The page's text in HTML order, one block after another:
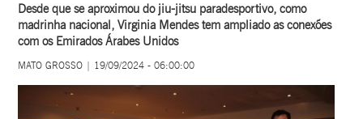
Desde que se aproximou do jiu-jitsu paradesportivo, como
madrinha nacional, Virginia Mendes tem ampliado as conexões
com os Emirados Árabes Unidos
MATO GROSSO | 19/09/2024 - 06:00:00